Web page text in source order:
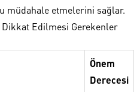
müdahale etmelerini sağlar.
Dikkat Edilmesi Gerekenler
Önem
Derecesi